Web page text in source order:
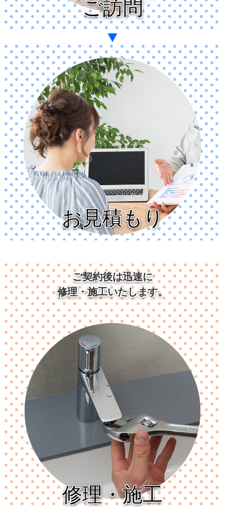
ご訪問
お見積もり
ご契約後は迅速に
修理・施工いたします。
修理・施工